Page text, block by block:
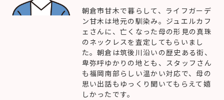
朝倉市甘木で暮らして、ライフガーデ
ン甘木は地元の馴染み。ジュエルカフ
ェさんに、亡くなった母の形見の真珠
のネックレスを査定してもらいまし
た。朝倉は筑後川沿いの歴史ある街、
卑弥呼ゆかりの地とも、スタッフさん
も福岡南部らしい温かい対応で、母の
思い出話もゆっくり聞いてもらえて嬉
しかったです。